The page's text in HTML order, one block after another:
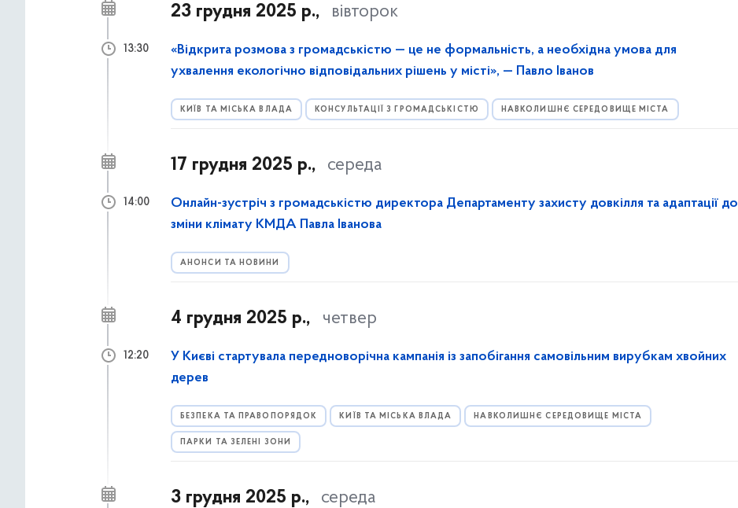
23 грудня 2025 р., вівторок
«Відкрита розмова з громадськістю — це не формальність, а необхідна умова для
ухвалення екологічно відповідальних рішень у місті», — Павло Іванов
КИЇВ ТА МІСЬКА ВЛАДА КОНСУЛЬТАЦІЇ З ГРОМАДСЬКІСТЮ НАВКОЛИШНЄ СЕРЕДОВИЩЕ МІСТА
13:30
17 грудня 2025 р., середа
Онлайн-зустріч з громадськістю директора Департаменту захисту довкілля та адаптації до
зміни клімату КМДА Павла Іванова
АНОНСИ ТА НОВИНИ
14:00
4 грудня 2025 р., четвер
У Києві стартувала передноворічна кампанія із запобігання самовільним вирубкам хвойних
дерев
БЕЗПЕКА ТА ПРАВОПОРЯДОК КИЇВ ТА МІСЬКА ВЛАДА НАВКОЛИШНЄ СЕРЕДОВИЩЕ МІСТА
ПАРКИ ТА ЗЕЛЕНІ ЗОНИ
12:20
3 грудня 2025 р., середа